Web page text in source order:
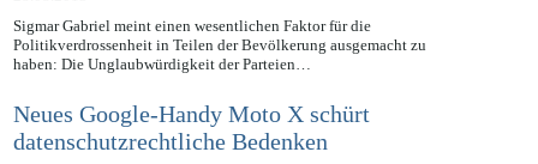
28.08.2013
Sigmar Gabriel meint einen wesentlichen Faktor für die
Politikverdrossenheit in Teilen der Bevölkerung ausgemacht zu
Neues Google-Handy Moto X schürt